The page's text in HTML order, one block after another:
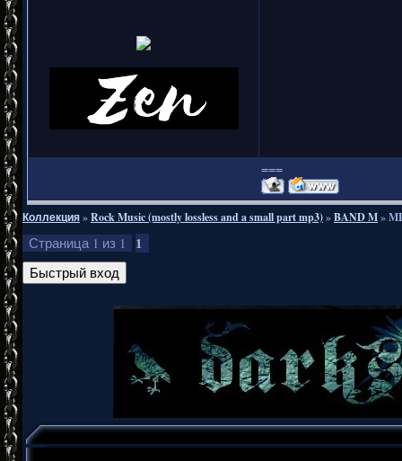
===
Коллекция»Rock Music (mostly lossless and a small part mp3)»BAND M»
Страница 1 из 1 1